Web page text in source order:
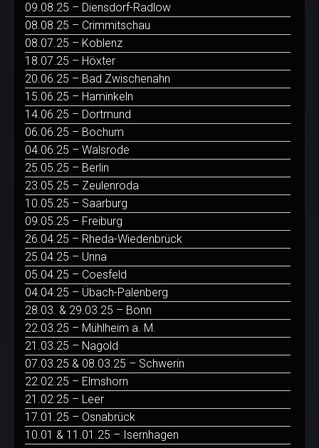
09.08.25 – Diensdorf-Radlow
08.08.25 – Crimmitschau
08.07.25 – Koblenz
18.07.25 – Höxter
20.06.25 – Bad Zwischenahn
15.06.25 – Haminkeln
14.06.25 – Dortmund
06.06.25 – Bochum
04.06.25 – Walsrode
25.05.25 – Berlin
23.05.25 – Zeulenroda
10.05.25 – Saarburg
09.05.25 – Freiburg
26.04.25 – Rheda-Wiedenbrück
25.04.25 – Unna
05.04.25 – Coesfeld
04.04.25 – Übach-Palenberg
28.03. & 29.03.25 – Bonn
22.03.25 – Mühlheim a. M.
21.03.25 – Nagold
07.03.25 & 08.03.25 – Schwerin
22.02.25 – Elmshorn
21.02.25 – Leer
17.01.25 – Osnabrück
10.01 & 11.01.25 – Isernhagen